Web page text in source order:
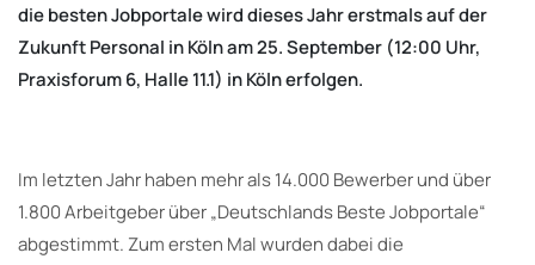
die besten Jobportale wird dieses Jahr erstmals auf der
Zukunft Personal in Köln am 25. September (12:00 Uhr,
Praxisforum 6, Halle 11.1) in Köln erfolgen.
Im letzten Jahr haben mehr als 14.000 Bewerber und über
1.800 Arbeitgeber über „Deutschlands Beste Jobportale“
abgestimmt. Zum ersten Mal wurden dabei die